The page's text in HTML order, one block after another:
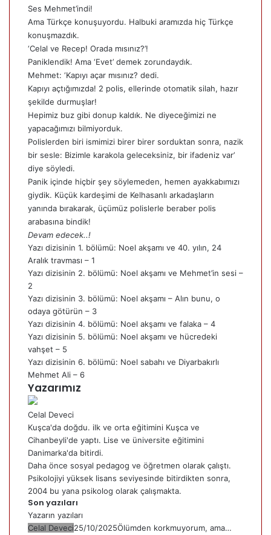
Ses Mehmet’indi!
Ama Türkçe konuşuyordu. Halbuki aramızda hiç Türkçe
konuşmazdık.
‘Celal ve Recep! Orada mısınız?’!
Paniklendik! Ama ‘Evet’ demek zorundaydık.
Mehmet: ‘Kapıyı açar mısınız? dedi.
Kapıyı açtığımızda! 2 polis, ellerinde otomatik silah, hazır
şekilde durmuşlar!
Hepimiz buz gibi donup kaldık. Ne diyeceğimizi ne
yapacağımızı bilmiyorduk.
Polislerden biri ismimizi birer birer sorduktan sonra, nazik
bir sesle: Bizimle karakola geleceksiniz, bir ifadeniz var’
diye söyledi.
Panik içinde hiçbir şey söylemeden, hemen ayakkabımızı
giydik. Küçük kardeşimi de Kelhasanlı arkadaşların
yanında bırakarak, üçümüz polislerle beraber polis
arabasına bindik!
Devam edecek..!
Yazı dizisinin 1. bölümü: Noel akşamı ve 40. yılın, 24
Aralık travması – 1
Yazı dizisinin 2. bölümü: Noel akşamı ve Mehmet’in sesi –
2
Yazı dizisinin 3. bölümü: Noel akşamı – Alın bunu, o
odaya götürün – 3
Yazı dizisinin 4. bölümü: Noel akşamı ve falaka – 4
Yazı dizisinin 5. bölümü: Noel akşamı ve hücredeki
vahşet – 5
Yazı dizisinin 6. bölümü: Noel sabahı ve Diyarbakırlı
Mehmet Ali – 6
Yazarımız
Celal Deveci
Kuşca'da doğdu. ilk ve orta eğitimini Kuşca ve
Cihanbeyli'de yaptı. Lise ve üniversite eğitimini
Danimarka'da bitirdi.
Daha önce sosyal pedagog ve öğretmen olarak çalıştı.
Psikolojiyi yüksek lisans seviyesinde bitirdikten sonra,
2004 bu yana psikolog olarak çalışmakta.
Son yazıları
Yazarın yazıları
Celal Deveci25/10/2025Ölümden korkmuyorum, ama…